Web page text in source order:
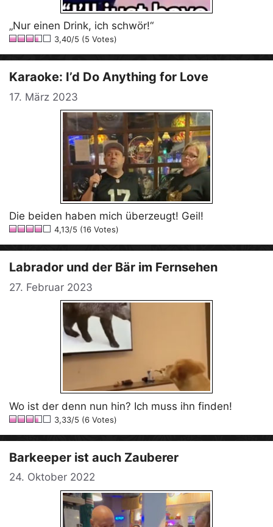
„Nur einen Drink, ich schwör!“
3,40/5 (5 Votes)
Karaoke: I’d Do Anything for Love
17. März 2023
Die beiden haben mich überzeugt! Geil!
4,13/5 (16 Votes)
Labrador und der Bär im Fernsehen
27. Februar 2023
Wo ist der denn nun hin? Ich muss ihn finden!
3,33/5 (6 Votes)
Barkeeper ist auch Zauberer
24. Oktober 2022